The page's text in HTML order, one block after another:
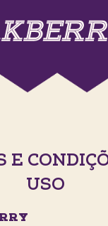
E
USO